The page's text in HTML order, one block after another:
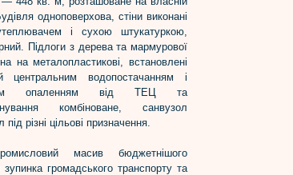
одноповерхова, стіни виконані
і сухою штукатуркою,
Підлоги з дерева та мармурової
на металопластикові, встановлені
центральним водопостачанням і
опаленням від ТЕЦ та
комбіноване, санвузол
різні цільові призначення.
масив бюджетнішого
громадського транспорту та